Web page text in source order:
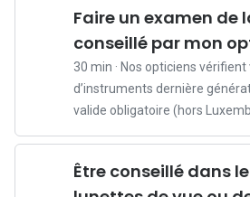
Faire un examen de
conseillé par mon
30 min · Nos opticiens
d’instruments dernière
valide obligatoire (hors
Être conseillé dans